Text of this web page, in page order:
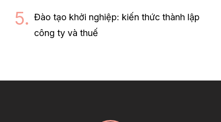
Đào tạo khởi nghiệp: kiến thức thành lập
công ty và thuế